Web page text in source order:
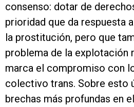
consenso: dotar de
prioridad que da respuesta
la prostitución, pero que
problema de la explotación
marca el compromiso con
colectivo trans. Sobre esto
brechas más profundas en